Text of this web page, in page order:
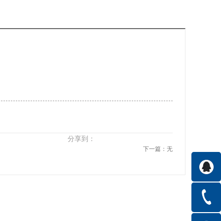
分享到：
下一篇：无